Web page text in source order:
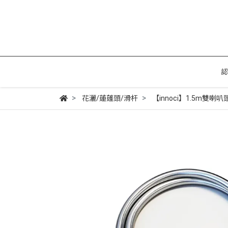
花灑/蓮蓬頭/滑杆 【innoci】1.5m雙喇叭